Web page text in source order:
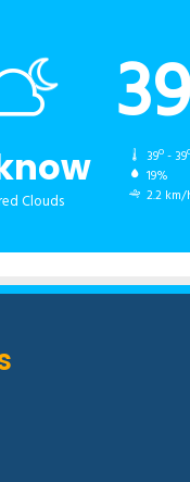
Clouds
39
39º -
19%
2.2 km/